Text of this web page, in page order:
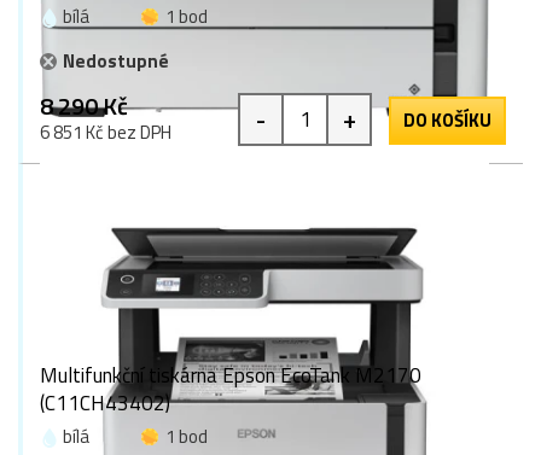
bílá
1 bod
Nedostupné
8 290 Kč
6 851 Kč bez DPH - + DO KOŠÍKU
Multifunkční tiskárna Epson EcoTank M2170
(C11CH43402)
bílá
1 bod